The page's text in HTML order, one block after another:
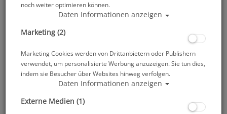
noch weiter optimieren können.
Daten Informationen anzeigen
Marketing (2)
Marketing Cookies werden von Drittanbietern oder Publishern
verwendet, um personalisierte Werbung anzuzeigen. Sie tun dies,
indem sie Besucher über Websites hinweg verfolgen.
Daten Informationen anzeigen
Externe Medien (1)